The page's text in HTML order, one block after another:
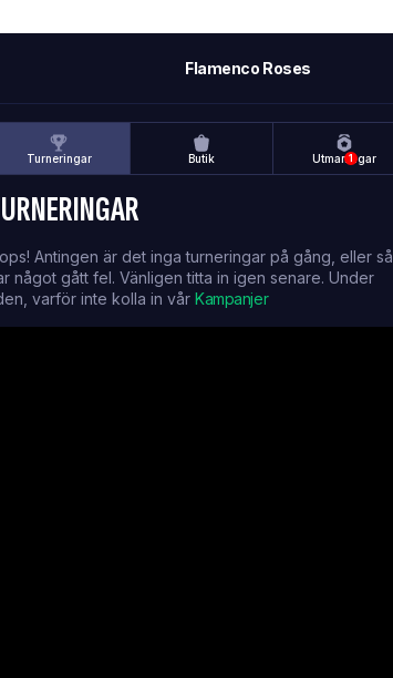
Flamenco Roses
Turneringar Butik 1
Utmaningar
Antingen är det inga turneringar på gång, eller så
något gått fel. Vänligen titta in igen senare. Under
varför inte kolla in vår Kampanjer